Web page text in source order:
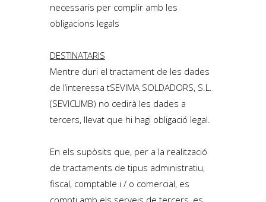
necessaris per complir amb les
obligacions legals
DESTINATARIS
Mentre duri el tractament de les dades
de l’interessa tSEVIMA SOLDADORS, S.L.
(SEVICLIMB) no cedirà les dades a
tercers, llevat que hi hagi obligació legal.
En els supòsits que, per a la realització
de tractaments de tipus administratiu,
fiscal, comptable i / o comercial, es
compti amb els serveis de tercers, es